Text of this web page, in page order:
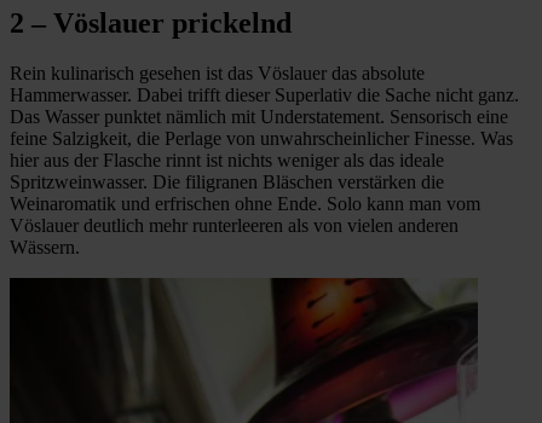
2 – Vöslauer prickelnd
Rein kulinarisch gesehen ist das Vöslauer das absolute
Hammerwasser. Dabei trifft dieser Superlativ die Sache nicht ganz.
Das Wasser punktet nämlich mit Understatement. Sensorisch eine
feine Salzigkeit, die Perlage von unwahrscheinlicher Finesse. Was
hier aus der Flasche rinnt ist nichts weniger als das ideale
Spritzweinwasser. Die filigranen Bläschen verstärken die
Weinaromatik und erfrischen ohne Ende. Solo kann man vom
Vöslauer deutlich mehr runterleeren als von vielen anderen
Wässern.